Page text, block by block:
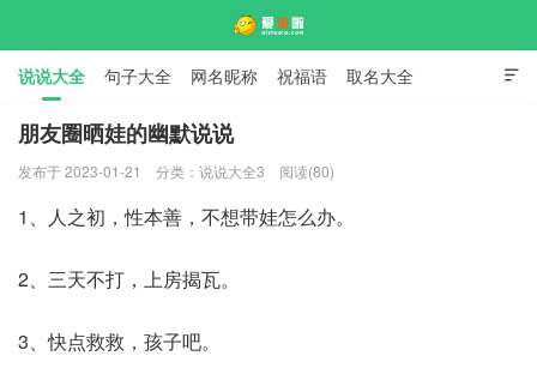

说说大全 句子大全 网名昵称 祝福语 取名大全
标语口号 签名大全
朋友圈晒娃的幽默说说
发布于 2023-01-21 分类： 说说大全3 阅读(80)
1、人之初，性本善，不想带娃怎么办。
2、三天不打，上房揭瓦。
3、快点救救，孩子吧。